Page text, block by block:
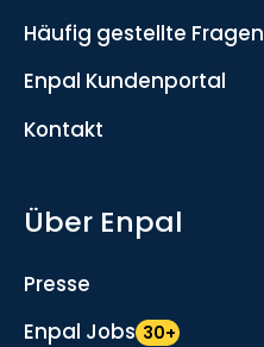
Häufig gestellte Fragen
Enpal Kundenportal
Kontakt
Über Enpal
Presse
Enpal Jobs 30+